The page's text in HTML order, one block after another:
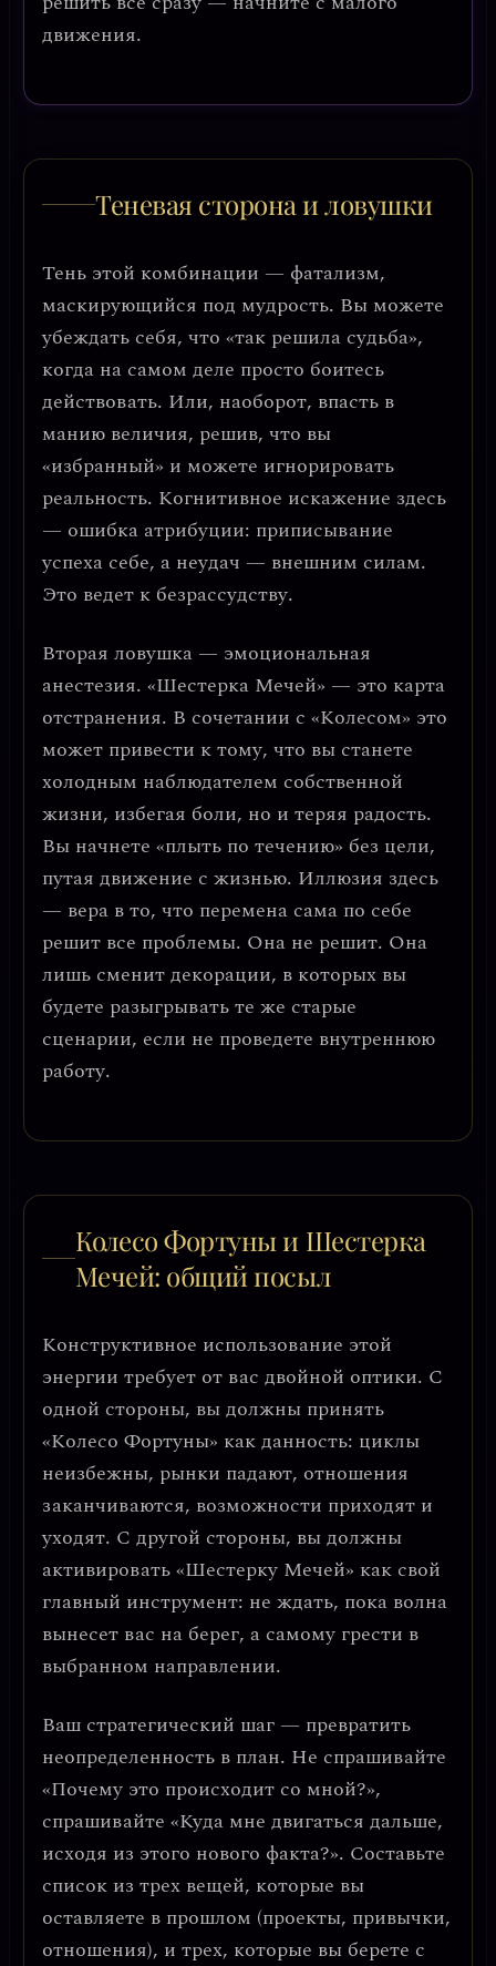
движения.
Теневая сторона и ловушки
Тень этой комбинации — фатализм,
маскирующийся под мудрость. Вы можете
убеждать себя, что «так решила судьба»,
когда на самом деле просто боитесь
действовать. Или, наоборот, впасть в
манию величия, решив, что вы
«избранный» и можете игнорировать
реальность. Когнитивное искажение здесь
— ошибка атрибуции: приписывание
успеха себе, а неудач — внешним силам.
Это ведет к безрассудству.
Вторая ловушка — эмоциональная
анестезия. «Шестерка Мечей» — это карта
отстранения. В сочетании с «Колесом» это
может привести к тому, что вы станете
холодным наблюдателем собственной
жизни, избегая боли, но и теряя радость.
Вы начнете «плыть по течению» без цели,
путая движение с жизнью. Иллюзия здесь
— вера в то, что перемена сама по себе
решит все проблемы. Она не решит. Она
лишь сменит декорации, в которых вы
будете разыгрывать те же старые
сценарии, если не проведете внутреннюю
работу.
Колесо Фортуны и Шестерка
Мечей: общий посыл
Конструктивное использование этой
энергии требует от вас двойной оптики. С
одной стороны, вы должны принять
«Колесо Фортуны» как данность: циклы
неизбежны, рынки падают, отношения
заканчиваются, возможности приходят и
уходят. С другой стороны, вы должны
активировать «Шестерку Мечей» как свой
главный инструмент: не ждать, пока волна
вынесет вас на берег, а самому грести в
выбранном направлении.
Ваш стратегический шаг — превратить
неопределенность в план. Не спрашивайте
«Почему это происходит со мной?»,
спрашивайте «Куда мне двигаться дальше,
исходя из этого нового факта?». Составьте
список из трех вещей, которые вы
оставляете в прошлом (проекты, привычки,
отношения), и трех, которые вы берете с